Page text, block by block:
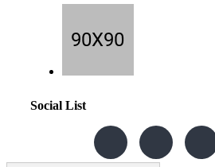
Social List